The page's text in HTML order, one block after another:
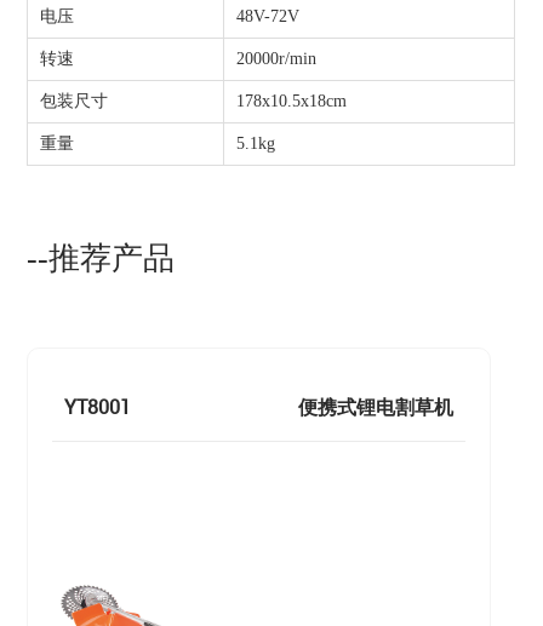
电压 48V-72V
转速 20000r/min
包装尺寸 178x10.5x18cm
重量 5.1kg
--推荐产品
YT8001 便携式锂电割草机